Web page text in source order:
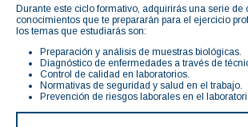
Durante este ciclo formativo, adquirirás una serie de
conocimientos que te prepararán para el ejercicio
los temas que estudiarás son:
Preparación y análisis de muestras biológicas.
Diagnóstico de enfermedades a través de
Control de calidad en laboratorios.
Normativas de seguridad y salud en el trabajo.
Prevención de riesgos laborales en el